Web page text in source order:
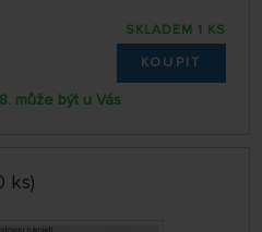
SKLADEM 1 KS
KOUPIT
může být u Vás
ks)